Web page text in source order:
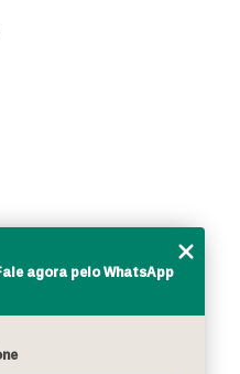
agora pelo WhatsApp